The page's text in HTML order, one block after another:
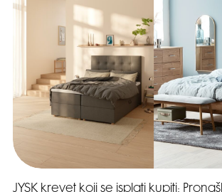
JYSK krevet koji se isplati kupiti: